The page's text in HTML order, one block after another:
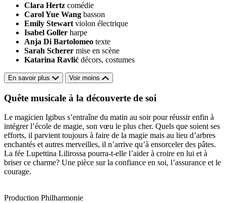
Clara Hertz comédie
Carol Yue Wang basson
Emily Stewart violon électrique
Isabel Goller harpe
Anja Di Bartolomeo texte
Sarah Scherer mise en scène
Katarina Ravlić décors, costumes
En savoir plus Voir moins
Quête musicale à la découverte de soi
Le magicien Igibus s’entraîne du matin au soir pour réussir enfin à
intégrer l’école de magie, son vœu le plus cher. Quels que soient ses
efforts, il parvient toujours à faire de la magie mais au lieu d’arbres
enchantés et autres merveilles, il n’arrive qu’à ensorceler des pâtes.
La fée Lupettina Lilirossa pourra-t-elle l’aider à croire en lui et à
briser ce charme? Une pièce sur la confiance en soi, l’assurance et le
courage.
Production Philharmonie